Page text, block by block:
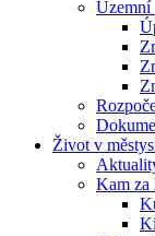
Územní
Život v
Kam za